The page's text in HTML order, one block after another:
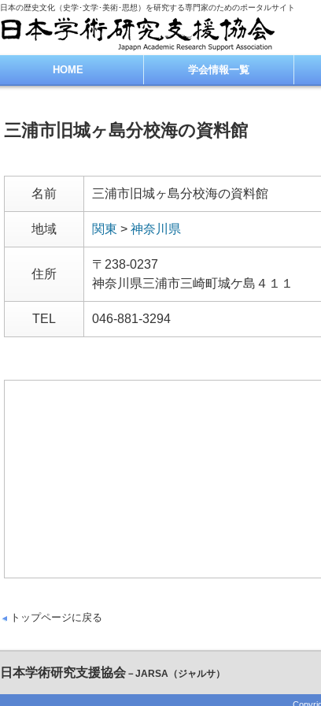
日本の歴史文化（史学･文学･美術･思想）を研究する専門家のためのポータルサイト
HOME 学会情報一覧
三浦市旧城ヶ島分校海の資料館
名前 三浦市旧城ヶ島分校海の資料館
地域 関東 > 神奈川県
住所
〒238-0237
神奈川県三浦市三崎町城ケ島４１１
TEL 046-881-3294
トップページに戻る
日本学術研究支援協会 －JARSA（ジャルサ）